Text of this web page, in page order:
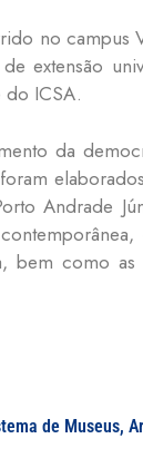
no campus
extensão
do ICSA.
da
Andrade
como as